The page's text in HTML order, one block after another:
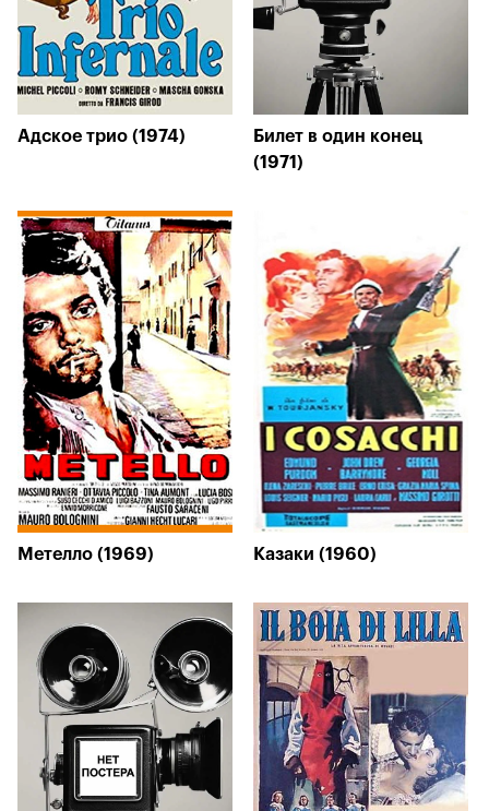
Адское трио (1974)
Билет в один конец
(1971)
Метелло (1969) Казаки (1960)